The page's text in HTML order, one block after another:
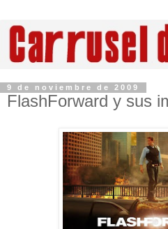
9 de noviembre de 2009
FlashForward y sus